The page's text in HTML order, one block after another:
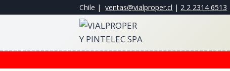
Chile |ventas@vialproper.cl | 2 2 2314 6513